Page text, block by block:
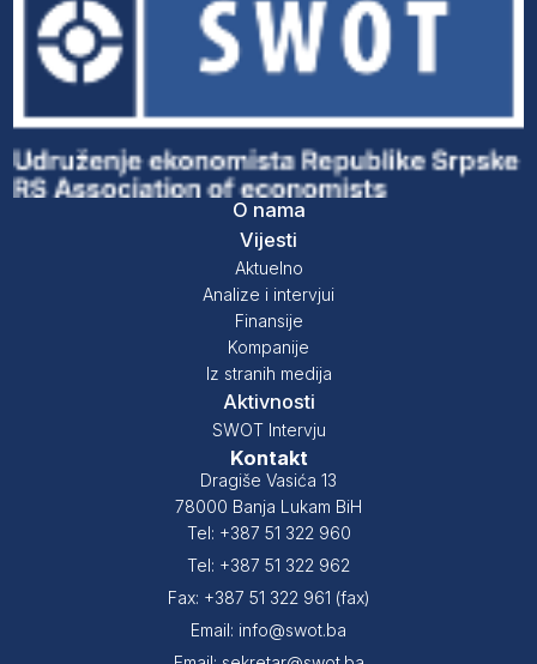
O nama
Vijesti
Aktuelno
Analize i intervjui
Finansije
Kompanije
Iz stranih medija
Aktivnosti
SWOT Intervju
Kontakt
Dragiše Vasića 13
78000 Banja Lukam BiH
Tel: +387 51 322 960
Tel: +387 51 322 962
Fax: +387 51 322 961 (fax)
Email: info@swot.ba